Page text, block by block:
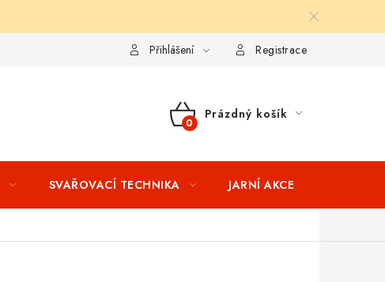
Splátkový prodej Tabulka velikostí oblečení
Přihlášení Registrace
NÁKUPNÍ
Prázdný košík
SVAŘOVACÍ TECHNIKA JARNÍ AKCE